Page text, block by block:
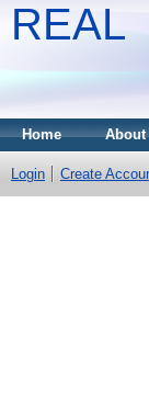
REAL
Home About
Login Create